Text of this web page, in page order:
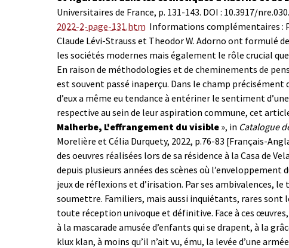
Universitaires de France, p. 131-143. DOI : 10.3917/
2022-2-page-131.htm Informations complémentaires :
Claude Lévi-Strauss et Theodor W. Adorno ont formulé
les sociétés modernes mais également le rôle crucial
En raison de méthodologies et de cheminements de
est souvent passé inaperçu. Dans le champ
d’eux a même eu tendance à entériner le sentiment
respective au sein de leur aspiration commune, cet
Malherbe, L'effrangement du visible », in Catalogue
Morelière et Célia Durquety, 2022, p.76-83 [Français-
des oeuvres réalisées lors de sa résidence à la Casa de
depuis plusieurs années des scènes où
jeux de réflexions et d’irisation. Par ses ambivalences,
soumettre. Familiers, mais aussi inquiétants, rares sont
toute réception univoque et définitive. Face à ces
à la mascarade amusée d’enfants qui se drapent, à la
klux klan, à moins qu’il n’ait vu, ému, la levée d’une